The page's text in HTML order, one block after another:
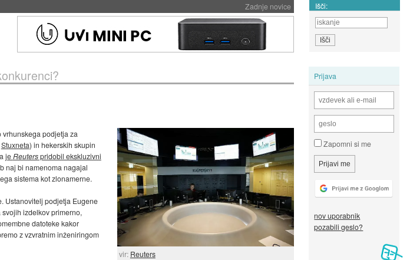
Zadnje novice Išči:
Prijava
Zapomni si me
nov uporabnik
pozabili geslo?
vir: Reuters
podjetja za
Stuxneta) in hekerskih skupin
jeReuterspridobil ekskluzivni
naj bi namenoma nagajal
sistema kot zlonamerne.
Ustanovitelj podjetja Eugene
izdelkov primerno,
datoteke kakor
z vzvratnim inženiringom